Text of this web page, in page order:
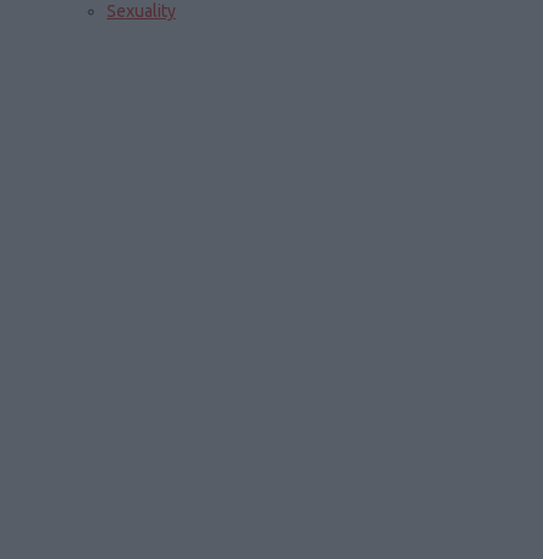
Sexuality